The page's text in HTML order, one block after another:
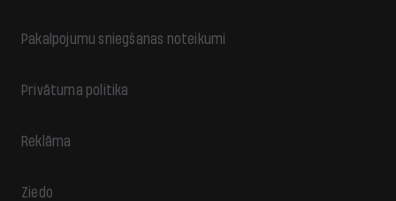
Pakalpojumu sniegšanas noteikumi
Privātuma politika
Reklāma
Ziedo